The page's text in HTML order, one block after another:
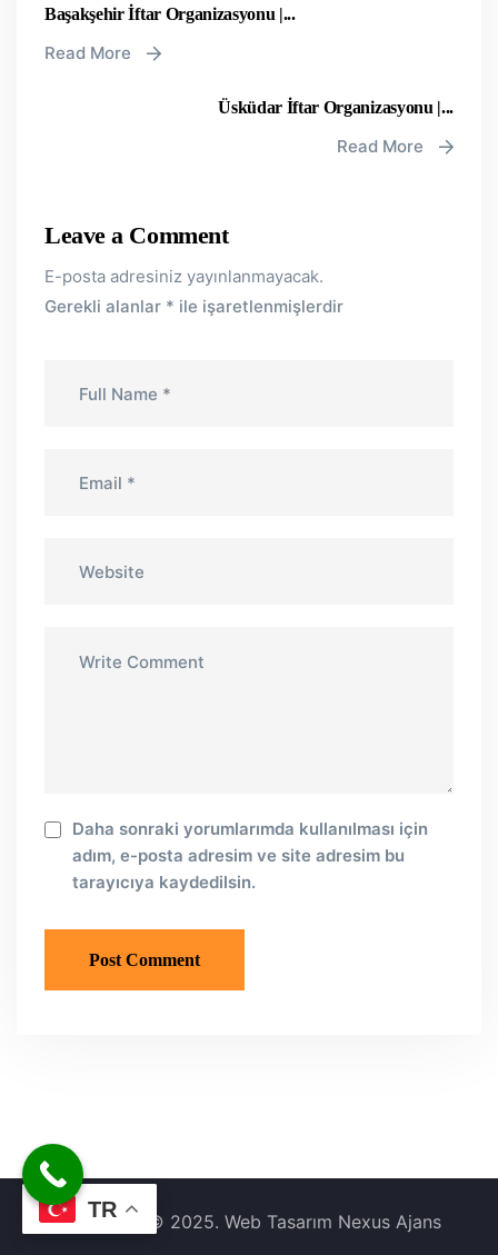
Başakşehir İftar Organizasyonu |...
Read More
Üsküdar İftar Organizasyonu |...
Read More
Leave a Comment
E-posta adresiniz yayınlanmayacak.
Gerekli alanlar * ile işaretlenmişlerdir
Daha sonraki yorumlarımda kullanılması için
adım, e-posta adresim ve site adresim bu
tarayıcıya kaydedilsin.
Copyright © 2025. Web Tasarım Nexus Ajans
TR